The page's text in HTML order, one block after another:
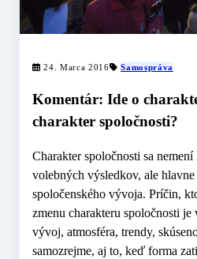
24. Marca 2016 Samospráva
Komentár: Ide o
charakter spoločnosti?
Charakter spoločnosti sa
volebných výsledkov, ale
spoločenského vývoja. Príčin,
zmenu charakteru spoločnosti
vývoj, atmosféra, trendy,
samozrejme, aj to, keď forma